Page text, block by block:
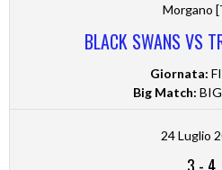
Morgano
BLACK SWANS VS
Giornata:
Big Match:
24 Luglio
3 - 4